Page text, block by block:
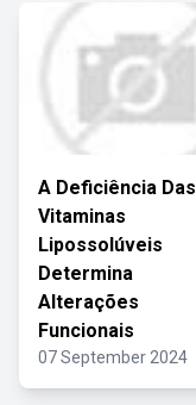
A Deficiência Das
Vitaminas
Lipossolúveis
Determina
Alterações
Funcionais
07 September 2024